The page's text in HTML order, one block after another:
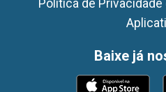
Política de
Baixe já